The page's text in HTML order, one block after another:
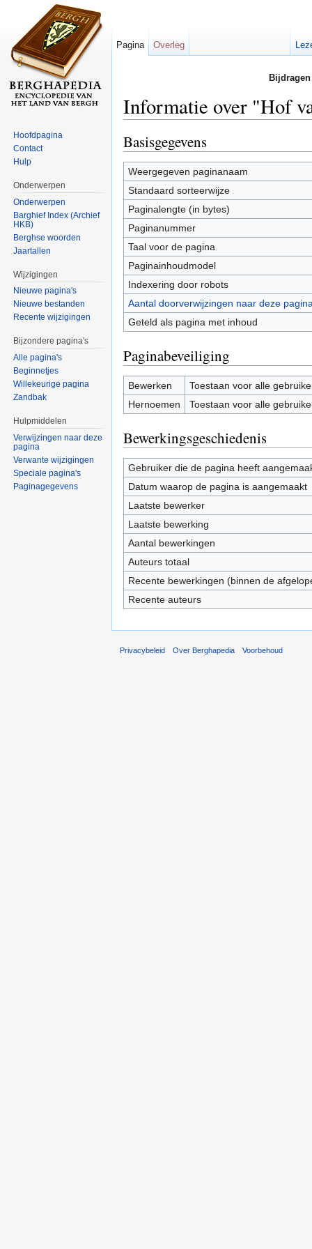
Informatie over "Hof
Basisgegevens
Weergegeven paginanaam
Standaard sorteerwijze
Paginalengte (in bytes)
Paginanummer
Taal voor de pagina
Paginainhoudmodel
Indexering door robots
Aantal doorverwijzingen naar deze
Geteld als pagina met inhoud
Paginabeveiliging
Bewerken
Toestaan voor alle
Hernoemen
Toestaan voor alle
Bewerkingsgeschiedenis
Gebruiker die de pagina heeft
Datum waarop de pagina is aangemaakt
Laatste bewerker
Laatste bewerking
Aantal bewerkingen
Auteurs totaal
Recente bewerkingen (binnen de
Recente auteurs
Pagina Overleg
Hoofdpagina
Contact
Hulp
Onderwerpen
Onderwerpen
Barghief Index (Archief
HKB)
Berghse woorden
Jaartallen
Wijzigingen
Nieuwe pagina's
Nieuwe bestanden
Recente wijzigingen
Bijzondere pagina's
Alle pagina's
Beginnetjes
Willekeurige pagina
Zandbak
Hulpmiddelen
Verwijzingen naar deze
pagina
Verwante wijzigingen
Speciale pagina's
Paginagegevens
Privacybeleid Over Berghapedia Voorbehoud